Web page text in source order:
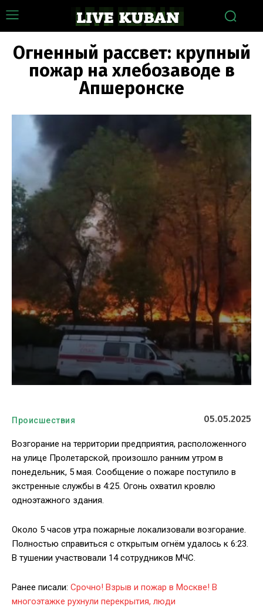
Огненный рассвет: крупный
пожар на хлебозаводе в
Апшеронске
Происшествия 05.05.2025
Возгорание на территории предприятия, расположенного
на улице Пролетарской, произошло ранним утром в
понедельник, 5 мая. Сообщение о пожаре поступило в
экстренные службы в 4:25. Огонь охватил кровлю
одноэтажного здания.
Около 5 часов утра пожарные локализовали возгорание.
Полностью справиться с открытым огнём удалось к 6:23.
В тушении участвовали 14 сотрудников МЧС.
Ранее писали: Срочно! Взрыв и пожар в Москве! В
многоэтажке рухнули перекрытия, люди